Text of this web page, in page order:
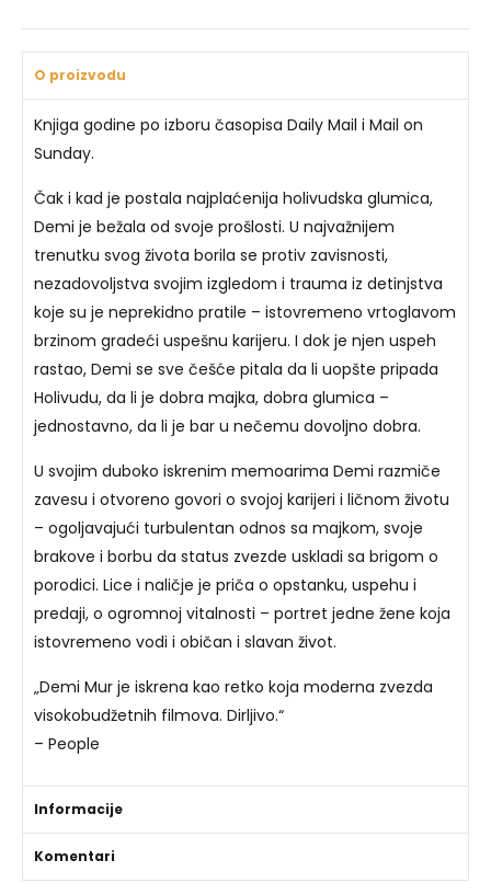
O proizvodu
Knjiga godine po izboru časopisa Daily Mail i Mail on
Sunday.
Čak i kad je postala najplaćenija holivudska glumica,
Demi je bežala od svoje prošlosti. U najvažnijem
trenutku svog života borila se protiv zavisnosti,
nezadovoljstva svojim izgledom i trauma iz detinjstva
koje su je neprekidno pratile – istovremeno vrtoglavom
brzinom gradeći uspešnu karijeru. I dok je njen uspeh
rastao, Demi se sve češće pitala da li uopšte pripada
Holivudu, da li je dobra majka, dobra glumica –
jednostavno, da li je bar u nečemu dovoljno dobra.
U svojim duboko iskrenim memoarima Demi razmiče
zavesu i otvoreno govori o svojoj karijeri i ličnom životu
– ogoljavajući turbulentan odnos sa majkom, svoje
brakove i borbu da status zvezde uskladi sa brigom o
porodici. Lice i naličje je priča o opstanku, uspehu i
predaji, o ogromnoj vitalnosti – portret jedne žene koja
istovremeno vodi i običan i slavan život.
„Demi Mur je iskrena kao retko koja moderna zvezda
visokobudžetnih filmova. Dirljivo.“
– People
Informacije
Komentari